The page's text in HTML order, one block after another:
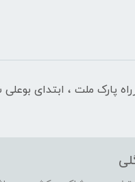
پارک ملت ، ابتدای